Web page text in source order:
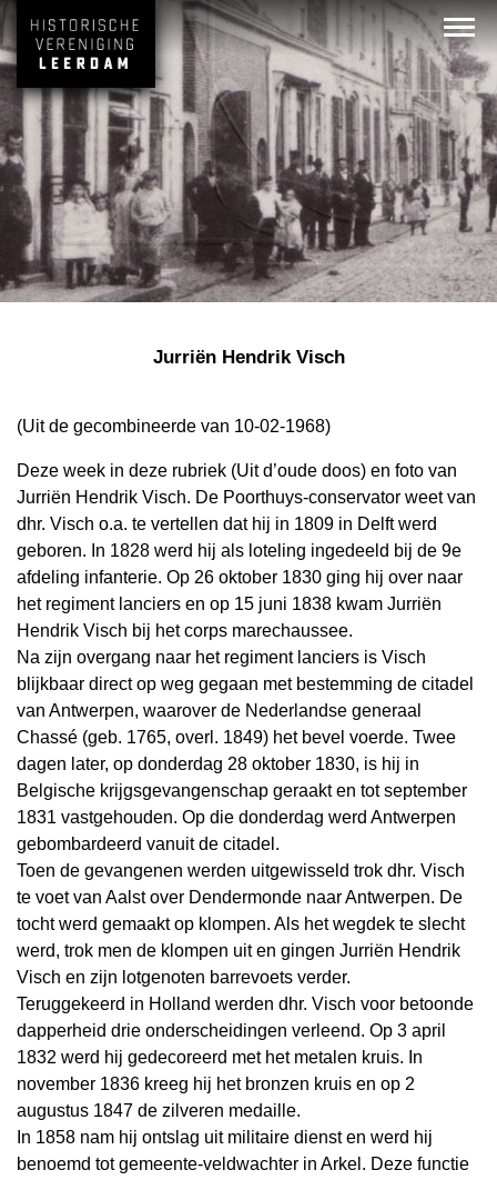
Jurriën Hendrik Visch
(Uit de gecombineerde van 10-02-1968)
Deze week in deze rubriek (Uit d’oude doos) en foto van
Jurriën Hendrik Visch. De Poorthuys-conservator weet van
dhr. Visch o.a. te vertellen dat hij in 1809 in Delft werd
geboren. In 1828 werd hij als loteling ingedeeld bij de 9e
afdeling infanterie. Op 26 oktober 1830 ging hij over naar
het regiment lanciers en op 15 juni 1838 kwam Jurriën
Hendrik Visch bij het corps marechaussee.
Na zijn overgang naar het regiment lanciers is Visch
blijkbaar direct op weg gegaan met bestemming de citadel
van Antwerpen, waarover de Nederlandse generaal
Chassé (geb. 1765, overl. 1849) het bevel voerde. Twee
dagen later, op donderdag 28 oktober 1830, is hij in
Belgische krijgsgevangenschap geraakt en tot september
1831 vastgehouden. Op die donderdag werd Antwerpen
gebombardeerd vanuit de citadel.
Toen de gevangenen werden uitgewisseld trok dhr. Visch
te voet van Aalst over Dendermonde naar Antwerpen. De
tocht werd gemaakt op klompen. Als het wegdek te slecht
werd, trok men de klompen uit en gingen Jurriën Hendrik
Visch en zijn lotgenoten barrevoets verder.
Teruggekeerd in Holland werden dhr. Visch voor betoonde
dapperheid drie onderscheidingen verleend. Op 3 april
1832 werd hij gedecoreerd met het metalen kruis. In
november 1836 kreeg hij het bronzen kruis en op 2
augustus 1847 de zilveren medaille.
In 1858 nam hij ontslag uit militaire dienst en werd hij
benoemd tot gemeente-veldwachter in Arkel. Deze functie